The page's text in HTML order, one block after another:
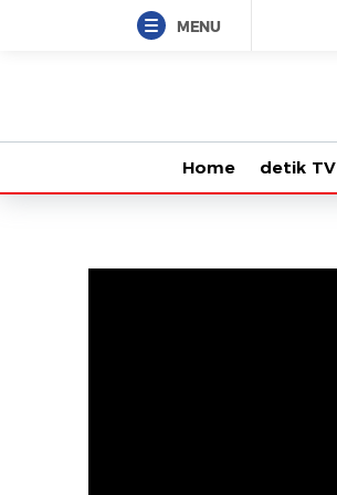
MENU
Home detik TV